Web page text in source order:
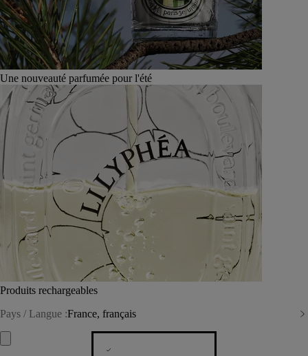
Une nouveauté parfumée pour l'été
Produits rechargeables
Pays / Langue :France, français